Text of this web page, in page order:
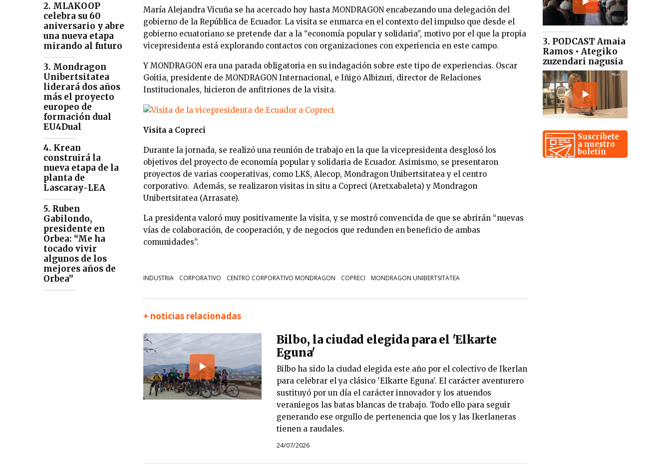
2. MLAKOOP
celebra su 60
aniversario y abre
una nueva etapa
mirando al futuro
3. Mondragon
Unibertsitatea
liderará dos años
más el proyecto
europeo de
formación dual
EU4Dual
4. Krean
construirá la
nueva etapa de la
planta de
Lascaray-LEA
5. Ruben
Gabilondo,
presidente en
Orbea: “Me ha
tocado vivir
algunos de los
mejores años de
Orbea”
María Alejandra Vicuña se ha acercado hoy hasta MONDRAGON encabezando una delegación del
gobierno de la República de Ecuador. La visita se enmarca en el contexto del impulso que desde el
gobierno ecuatoriano se pretende dar a la “economía popular y solidaria”, motivo por el que la propia
vicepresidenta está explorando contactos con organizaciones con experiencia en este campo.
Y MONDRAGON era una parada obligatoria en su indagación sobre este tipo de experiencias. Oscar
Goitia, presidente de MONDRAGON Internacional, e Iñigo Albizuri, director de Relaciones
Institucionales, hicieron de anfitriones de la visita.
Visita a Copreci
Durante la jornada, se realizó una reunión de trabajo en la que la vicepresidenta desglosó los
objetivos del proyecto de economía popular y solidaria de Ecuador. Asimismo, se presentaron
proyectos de varias cooperativas, como LKS, Alecop, Mondragon Unibertsitatea y el centro
corporativo. Además, se realizaron visitas in situ a Copreci (Aretxabaleta) y Mondragon
Unibertsitatea (Arrasate).
La presidenta valoró muy positivamente la visita, y se mostró convencida de que se abrirán “nuevas
vías de colaboración, de cooperación, y de negocios que redunden en beneficio de ambas
comunidades”.
INDUSTRIA CORPORATIVO CENTRO CORPORATIVO MONDRAGON COPRECI MONDRAGON UNIBERTSITATEA
+ noticias relacionadas
Bilbo, la ciudad elegida para el 'Elkarte
Eguna'
Bilbo ha sido la ciudad elegida este año por el colectivo de Ikerlan
para celebrar el ya clásico 'Elkarte Eguna'. El carácter aventurero
sustituyó por un día el carácter innovador y los atuendos
veraniegos las batas blancas de trabajo. Todo ello para seguir
generando ese orgullo de pertenencia que los y las Ikerlaneras
tienen a raudales.
24/07/2026
3. PODCAST Amaia
Ramos • Ategiko
zuzendari nagusia
Suscríbete
a nuestro
boletín